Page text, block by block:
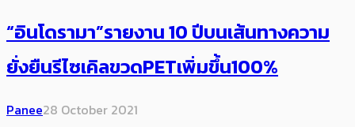
“อินโดรามา”รายงาน 10 ปีบนเส้นทางความ
ยั่งยืนรีไซเคิลขวดPETเพิ่มขึ้น100%
Panee28 October 2021